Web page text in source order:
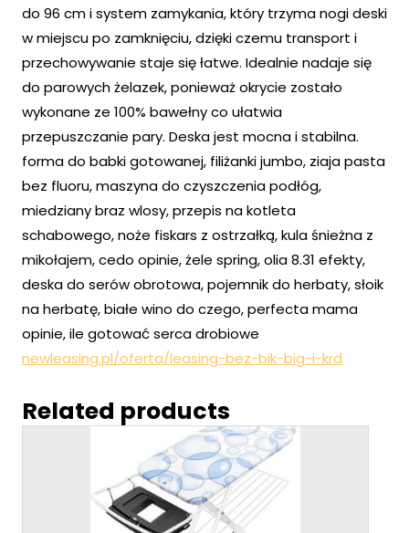
do 96 cm i system zamykania, który trzyma nogi deski
w miejscu po zamknięciu, dzięki czemu transport i
przechowywanie staje się łatwe. Idealnie nadaje się
do parowych żelazek, ponieważ okrycie zostało
wykonane ze 100% bawełny co ułatwia
przepuszczanie pary. Deska jest mocna i stabilna.
forma do babki gotowanej, filiżanki jumbo, ziaja pasta
bez fluoru, maszyna do czyszczenia podłóg,
miedziany braz wlosy, przepis na kotleta
schabowego, noże fiskars z ostrzałką, kula śnieżna z
mikołajem, cedo opinie, żele spring, olia 8.31 efekty,
deska do serów obrotowa, pojemnik do herbaty, słoik
na herbatę, białe wino do czego, perfecta mama
opinie, ile gotować serca drobiowe
newleasing.pl/oferta/leasing-bez-bik-big-i-krd
Related products